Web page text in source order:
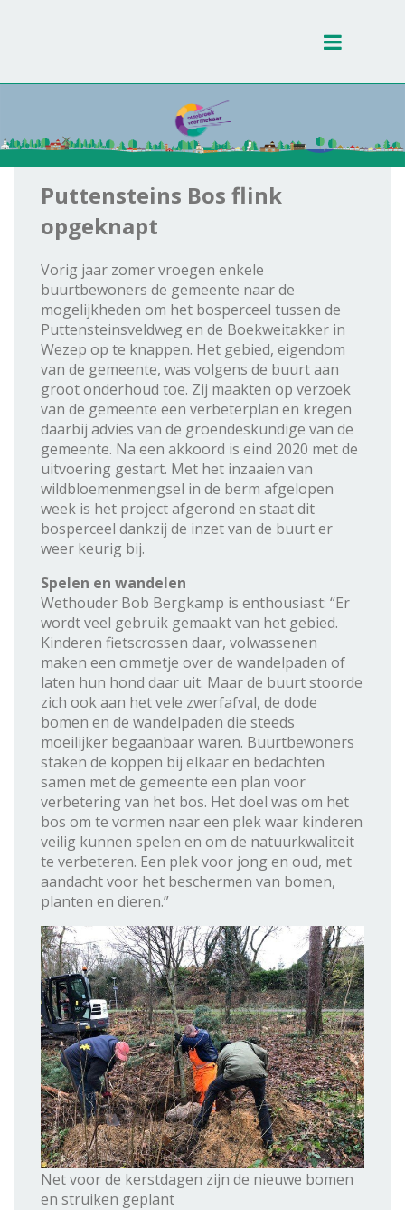
Toggle
Puttensteins Bos flink
opgeknapt
Vorig jaar zomer vroegen enkele
buurtbewoners de gemeente naar de
mogelijkheden om het bosperceel tussen de
Puttensteinsveldweg en de Boekweitakker in
Wezep op te knappen. Het gebied, eigendom
van de gemeente, was volgens de buurt aan
groot onderhoud toe. Zij maakten op verzoek
van de gemeente een verbeterplan en kregen
daarbij advies van de groendeskundige van de
gemeente. Na een akkoord is eind 2020 met de
uitvoering gestart. Met het inzaaien van
wildbloemenmengsel in de berm afgelopen
week is het project afgerond en staat dit
bosperceel dankzij de inzet van de buurt er
weer keurig bij.
Spelen en wandelen
Wethouder Bob Bergkamp is enthousiast: “Er
wordt veel gebruik gemaakt van het gebied.
Kinderen fietscrossen daar, volwassenen
maken een ommetje over de wandelpaden of
laten hun hond daar uit. Maar de buurt stoorde
zich ook aan het vele zwerfafval, de dode
bomen en de wandelpaden die steeds
moeilijker begaanbaar waren. Buurtbewoners
staken de koppen bij elkaar en bedachten
samen met de gemeente een plan voor
verbetering van het bos. Het doel was om het
bos om te vormen naar een plek waar kinderen
veilig kunnen spelen en om de natuurkwaliteit
te verbeteren. Een plek voor jong en oud, met
aandacht voor het beschermen van bomen,
planten en dieren.”
Net voor de kerstdagen zijn de nieuwe bomen
en struiken geplant